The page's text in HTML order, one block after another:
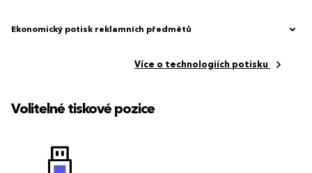
Ekonomický potisk reklamních předmětů
Více o technologiích potisku
Volitelné tiskové pozice